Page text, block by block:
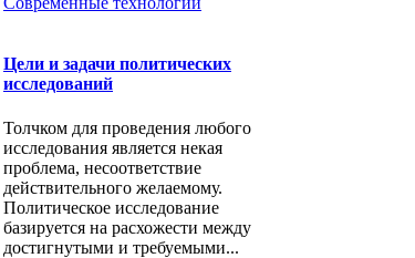
Цели и задачи политических
исследований
Толчком для проведения любого
исследования является некая
проблема, несоответствие
действительного желаемому.
Политическое исследование
базируется на расхожести между
достигнутыми и требуемыми...